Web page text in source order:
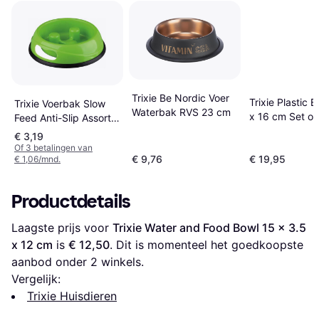
Trixie Voerbak Slow
Feed Anti-Slip Assorti
20 cm
€ 3,19
Of 3 betalingen van
€ 1,06/mnd.
Trixie Be Nordic Voer
Waterbak RVS 23 cm
€ 9,76
Trixie Plastic
x 16 cm Set of
€ 19,95
Productdetails
Laagste prijs voor Trixie Water and Food Bowl 15 x 3.5
x 12 cm is € 12,50. Dit is momenteel het goedkoopste
aanbod onder 2 winkels.
Vergelijk:
Trixie Huisdieren